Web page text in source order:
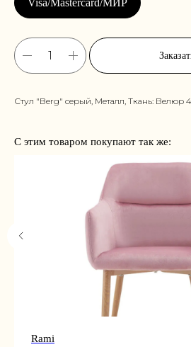
Стул "Berg" серый, Металл, Ткань: Велюр
С этим товаром покупают так же:
Rami